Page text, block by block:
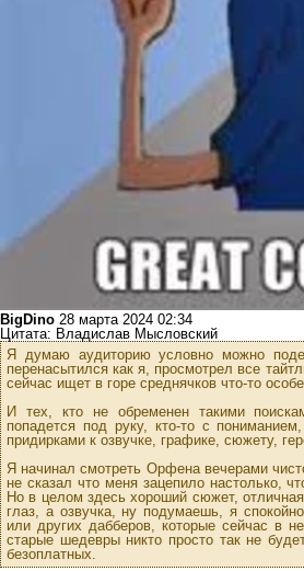
BigDino 28 марта 2024 02:34
Цитата: Владислав Мысловский
Я думаю аудиторию условно можно
перенасытился как я, просмотрел все
сейчас ищет в горе среднячков что-то
И тех, кто не обременен такими
попадется под руку, кто-то с
придирками к озвучке, графике, сюжету,
Я начинал смотреть Орфена вечерами
не сказал что меня зацепило настолько,
Но в целом здесь хороший сюжет,
глаз, а озвучка, ну подумаешь, я
или других дабберов, которые сейчас в
старые шедевры никто просто так не
безоплатных.